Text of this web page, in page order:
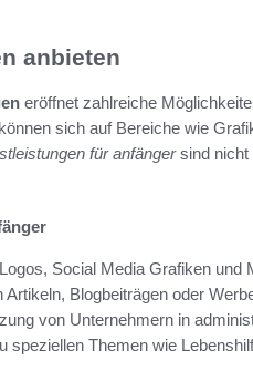
anbieten
eröffnet zahlreiche
sich auf Bereiche wie
für anfängersind nicht
Social Media Grafiken und
Blogbeiträgen oder
von Unternehmern in
speziellen Themen wie